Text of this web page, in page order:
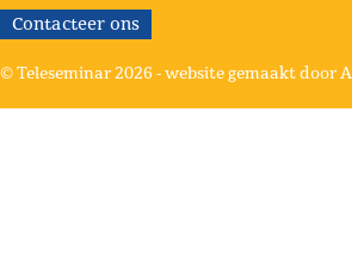
Contacteer ons
© Teleseminar 2026 -website gemaakt door